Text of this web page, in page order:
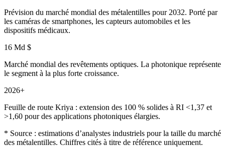
Prévision du marché mondial des métalentilles pour 2032. Porté par
les caméras de smartphones, les capteurs automobiles et les
dispositifs médicaux.
16 Md $
Marché mondial des revêtements optiques. La photonique représente
le segment à la plus forte croissance.
2026+
Feuille de route Kriya : extension des 100 % solides à RI <1,37 et
>1,60 pour des applications photoniques élargies.
* Source : estimations d’analystes industriels pour la taille du marché
des métalentilles. Chiffres cités à titre de référence uniquement.